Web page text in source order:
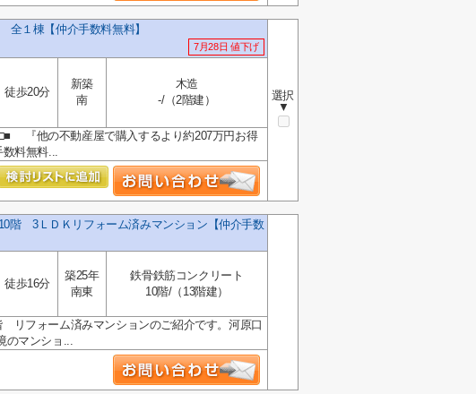
１棟【仲介手数料無料】
7月28日 値下げ
選択
▼
徒歩20分
新築
南
木造
-/（2階建）
『他の不動産屋で購入するより約207万円お得
料無料...
階 3ＬＤＫリフォーム済みマンション【仲介手数
徒歩16分
築25年
南東
鉄骨鉄筋コンクリート
10階/（13階建）
フォーム済みマンションのご紹介です。河原口
のマンショ...